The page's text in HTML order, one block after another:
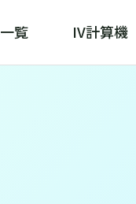
覧 IV計算機